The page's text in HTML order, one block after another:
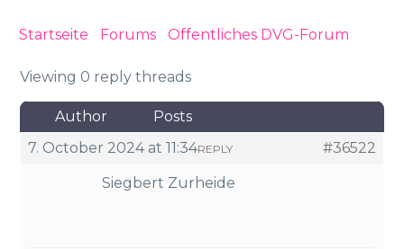
Startseite Forums Öffentliches DVG-Forum
Viewing 0 reply threads
Author
Posts
7. October 2024 at 11:34
#36522
REPLY
Siegbert Zurheide